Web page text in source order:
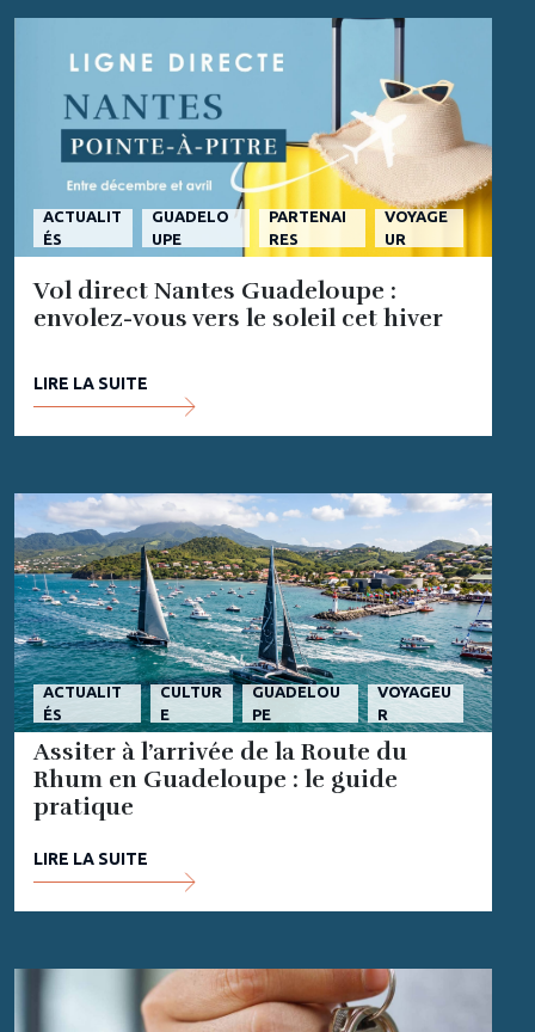
ACTUALIT
ÉS
GUADELO
UPE
PARTENAI
RES
VOYAGE
UR
Vol direct Nantes Guadeloupe :
envolez-vous vers le soleil cet hiver
LIRE LA SUITE
ACTUALIT
ÉS
CULTUR
E
GUADELOU
PE
VOYAGEU
R
Assiter à l’arrivée de la Route du
Rhum en Guadeloupe : le guide
pratique
LIRE LA SUITE